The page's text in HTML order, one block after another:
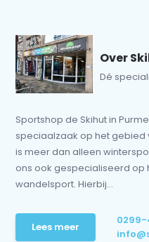
Over
Dé
Sportshop de Skihut in
speciaalzaak op het gebied
is meer dan alleen
ons ook gespecialiseerd
wandelsport. Hierbij...
Lees meer
0299-